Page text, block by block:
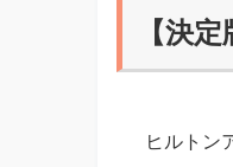
【決
ヒルトン